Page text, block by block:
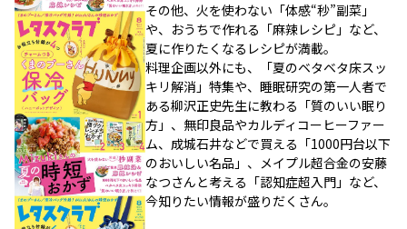
その他、火を使わない「体感“秒”副菜」
や、おうちで作れる「麻辣レシピ」など、
夏に作りたくなるレシピが満載。
料理企画以外にも、「夏のベタベタ床スッ
キリ解消」特集や、睡眠研究の第一人者で
ある柳沢正史先生に教わる「質のいい眠り
方」、無印良品やカルディコーヒーファー
ム、成城石井などで買える「1000円台以下
のおいしい名品」、メイプル超合金の安藤
なつさんと考える「認知症超入門」など、
今知りたい情報が盛りだくさん。